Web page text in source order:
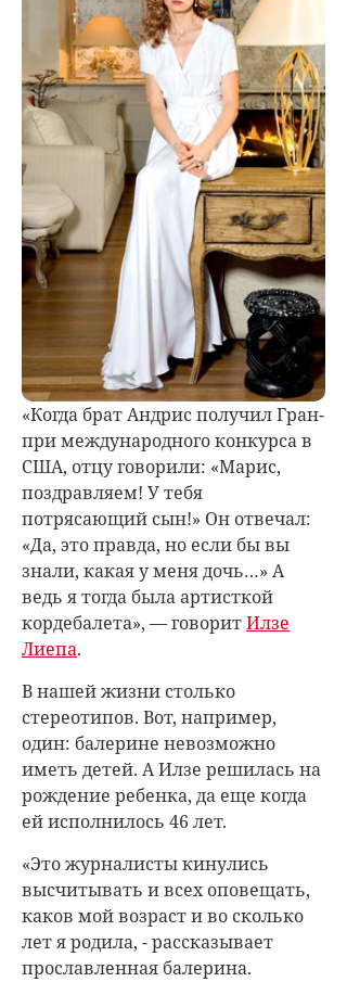
«Когда брат Андрис получил Гран-
при международного конкурса в
США, отцу говорили: «Марис,
поздравляем! У тебя
потрясающий сын!» Он отвечал:
«Да, это правда, но если бы вы
знали, какая у меня дочь…» А
ведь я тогда была артисткой
кордебалета», — говоритИлзе
Лиепа.
В нашей жизни столько
стереотипов. Вот, например,
один: балерине невозможно
иметь детей. А Илзе решилась на
рождение ребенка, да еще когда
ей исполнилось 46 лет.
«Это журналисты кинулись
высчитывать и всех оповещать,
каков мой возраст и во сколько
лет я родила, - рассказывает
прославленная балерина.